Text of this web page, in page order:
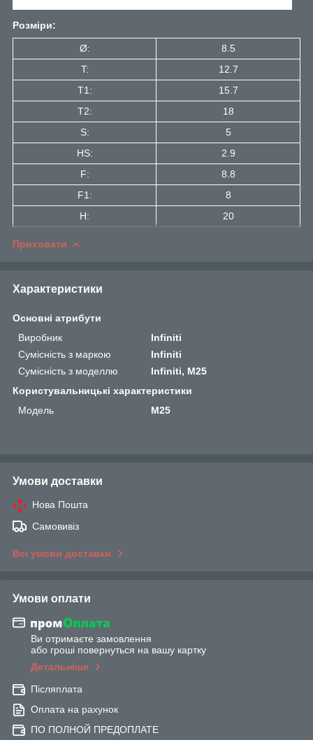
Розміри:
Ø:
8.5
T:
12.7
T1:
15.7
Т2:
18
S:
5
HS:
2.9
F:
8.8
F1:
8
H:
20
Приховати
Характеристики
Основні атрибути
Виробник
Infiniti
Сумісність з маркою
Infiniti
Сумісність з моделлю
Infiniti, M25
Користувальницькі характеристики
Мoдель
M25
Умови доставки
Нова Пошта
Самовивіз
Всі умови доставки
Умови оплати
Ви отримаєте замовлення
або гроші повернуться на вашу картку
Детальніше
Післяплата
Оплата на рахунок
ПО ПОЛНОЙ ПРЕДОПЛАТЕ